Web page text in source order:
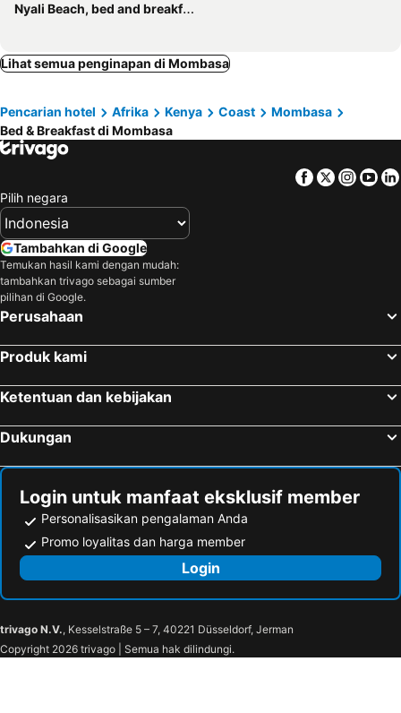
Nyali Beach, bed and breakfasts
Lihat semua penginapan di Mombasa
Pencarian hotel Afrika Kenya Coast
Mombasa
Bed & Breakfast di Mombasa
Facebook
Twitter
Pilih negara
Tambahkan di Google
Temukan hasil kami dengan mudah:
tambahkan trivago sebagai sumber
pilihan di Google.
Perusahaan
Produk kami
Ketentuan dan kebijakan
Dukungan
Login untuk manfaat eksklusif member
Personalisasikan pengalaman Anda
Promo loyalitas dan harga member
Login
trivago N.V., Kesselstraße 5 – 7, 40221 Düsseldorf, Jerman
Copyright 2026 trivago | Semua hak dilindungi.